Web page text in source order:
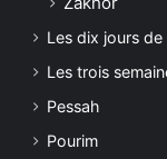
Les dix jours
Les trois
Pessah
Pourim